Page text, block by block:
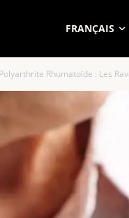
FRANÇAIS
Polyarthrite Rhumatoïde : Les